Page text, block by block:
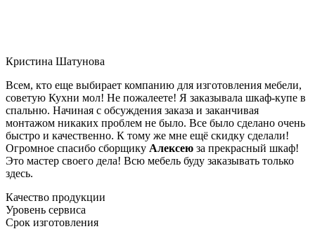
Кристина Шатунова
Всем, кто еще выбирает компанию для изготовления мебели,
советую Кухни мол! Не пожалеете! Я заказывала шкаф-купе в
спальню. Начиная с обсуждения заказа и заканчивая
монтажом никаких проблем не было. Все было сделано очень
быстро и качественно. К тому же мне ещё скидку сделали!
Огромное спасибо сборщику Алексею за прекрасный шкаф!
Это мастер своего дела! Всю мебель буду заказывать только
здесь.
Качество продукции
Уровень сервиса
Срок изготовления